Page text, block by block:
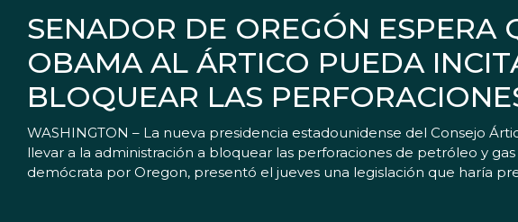
SENADOR DE OREGÓN ESPERA
OBAMA AL ÁRTICO PUEDA
BLOQUEAR LAS
WASHINGTON – La nueva presidencia estadounidense del Consejo
llevar a la administración a bloquear las perforaciones de petróleo y
demócrata por Oregon, presentó el jueves una legislación que haría